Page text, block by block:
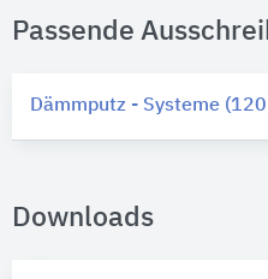
Passende
Dämmputz - Systeme
Downloads